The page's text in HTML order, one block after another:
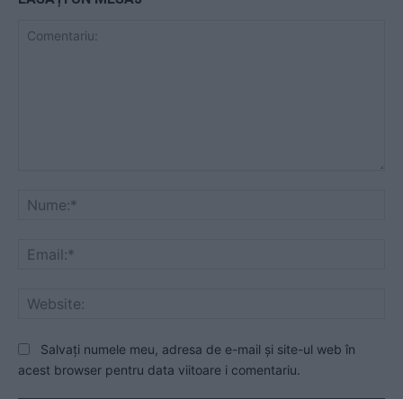
Salvați numele meu, adresa de e-mail și site-ul web în
acest browser pentru data viitoare i comentariu.